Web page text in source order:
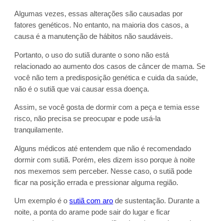
Algumas vezes, essas alterações são causadas por
fatores genéticos. No entanto, na maioria dos casos, a
causa é a manutenção de hábitos não saudáveis.
Portanto, o uso do sutiã durante o sono não está
relacionado ao aumento dos casos de câncer de mama. Se
você não tem a predisposição genética e cuida da saúde,
não é o sutiã que vai causar essa doença.
Assim, se você gosta de dormir com a peça e temia esse
risco, não precisa se preocupar e pode usá-la
tranquilamente.
Alguns médicos até entendem que não é recomendado
dormir com sutiã. Porém, eles dizem isso porque à noite
nos mexemos sem perceber. Nesse caso, o sutiã pode
ficar na posição errada e pressionar alguma região.
Um exemplo é osutiã com aro de sustentação. Durante a
noite, a ponta do arame pode sair do lugar e ficar